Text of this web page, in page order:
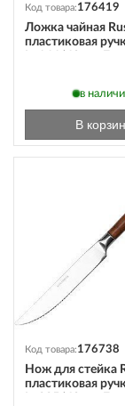
Код товара:176419
Ложка чайная
пластиковая
в
В
Код товара:176738
Нож для стейка
пластиковая